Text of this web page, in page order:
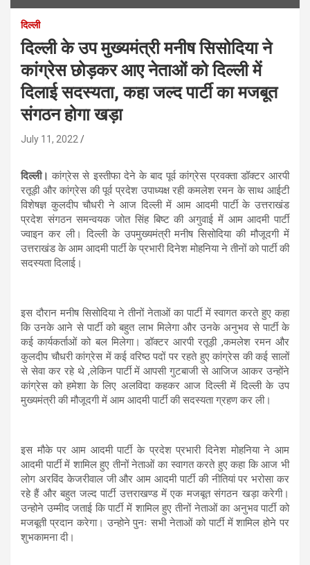
दिल्ली
दिल्ली के उप मुख्यमंत्री मनीष सिसोदिया ने
कांग्रेस छोड़कर आए नेताओं को दिल्ली में
दिलाई सदस्यता, कहा जल्द पार्टी का मजबूत
संगठन होगा खड़ा
July 11, 2022
दिल्ली। कांग्रेस से इस्तीफा देने के बाद पूर्व कांग्रेस प्रवक्ता डॉक्टर आरपी
रतूड़ी और कांग्रेस की पूर्व प्रदेश उपाध्यक्ष रही कमलेश रमन के साथ आईटी
विशेषज्ञ कुलदीप चौधरी ने आज दिल्ली में आम आदमी पार्टी के उत्तराखंड
प्रदेश संगठन समन्वयक जोत सिंह बिष्ट की अगुवाई में आम आदमी पार्टी
ज्वाइन कर ली। दिल्ली के उपमुख्यमंत्री मनीष सिसोदिया की मौजूदगी में
उत्तराखंड के आम आदमी पार्टी के प्रभारी दिनेश मोहनिया ने तीनों को पार्टी की
सदस्यता दिलाई।
इस दौरान मनीष सिसोदिया ने तीनों नेताओं का पार्टी में स्वागत करते हुए कहा
कि उनके आने से पार्टी को बहुत लाभ मिलेगा और उनके अनुभव से पार्टी के
कई कार्यकर्ताओं को बल मिलेगा। डॉक्टर आरपी रतूड़ी ,कमलेश रमन और
कुलदीप चौधरी कांग्रेस में कई वरिष्ठ पदों पर रहते हुए कांग्रेस की कई सालों
से सेवा कर रहे थे ,लेकिन पार्टी में आपसी गुटबाजी से आजिज आकर उन्होंने
कांग्रेस को हमेशा के लिए अलविदा कहकर आज दिल्ली में दिल्ली के उप
मुख्यमंत्री की मौजूदगी में आम आदमी पार्टी की सदस्यता ग्रहण कर ली।
इस मौके पर आम आदमी पार्टी के प्रदेश प्रभारी दिनेश मोहनिया ने आम
आदमी पार्टी में शामिल हुए तीनों नेताओं का स्वागत करते हुए कहा कि आज भी
लोग अरविंद केजरीवाल जी और आम आदमी पार्टी की नीतियां पर भरोसा कर
रहे हैं और बहुत जल्द पार्टी उत्तराखण्ड में एक मजबूत संगठन खड़ा करेगी।
उन्होने उम्मीद जताई कि पार्टी में शामिल हुए तीनों नेताओं का अनुभव पार्टी को
मजबूती प्रदान करेगा। उन्होने पुनः सभी नेताओं को पार्टी में शामिल होने पर
शुभकामना दी।